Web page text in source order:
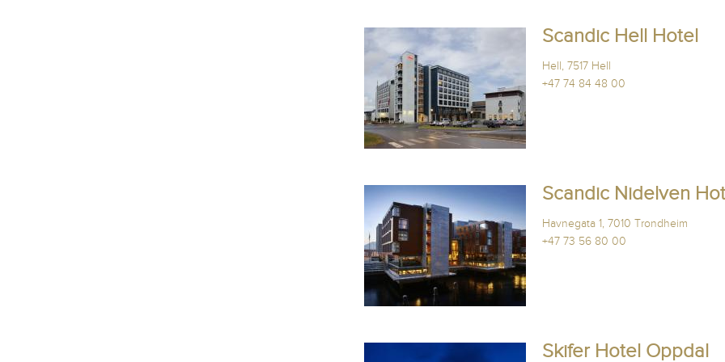
Scandic Hell Hotel
Hell, 7517 Hell
+47 74 84 48 00
Scandic Nidelven
Havnegata 1, 7010 Trondheim
+47 73 56 80 00
Skifer Hotel Oppdal